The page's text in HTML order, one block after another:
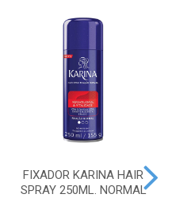
FIXADOR KARINA HAIR
SPRAY 250ML. NORMAL